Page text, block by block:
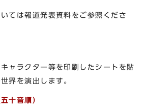
いては報道発表資料をご参照くださ
ャラクター等を印刷したシートを貼
界を演出します。
十音順）